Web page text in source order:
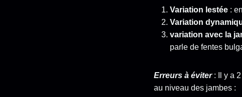
Variation lestée :
Variation
variation avec la
parle de fentes
Erreurs à éviter: Il y a 2
au niveau des jambes :